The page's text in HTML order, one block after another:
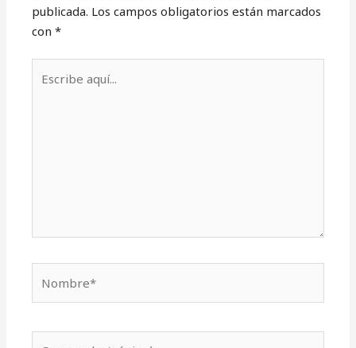
publicada. Los campos obligatorios están marcados
con*
aquí...